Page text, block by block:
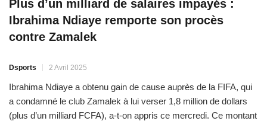
Plus d’un milliard de salaires impayés :
Ibrahima Ndiaye remporte son procès
contre Zamalek
Dsports 2 Avril 2025
Ibrahima Ndiaye a obtenu gain de cause auprès de la FIFA, qui
a condamné le club Zamalek à lui verser 1,8 million de dollars
(plus d’un milliard FCFA), a-t-on appris ce mercredi. Ce montant